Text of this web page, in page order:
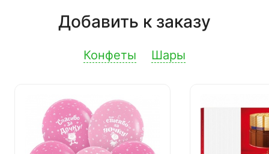
Добавить к заказу
Конфеты Шары